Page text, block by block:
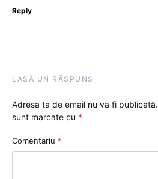
Reply
LASĂ UN RĂSPUNS
Adresa ta de email nu va fi publicată.
sunt marcate cu *
Comentariu *